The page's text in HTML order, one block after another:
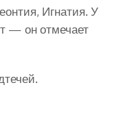
Игнатия. У
— он отмечает